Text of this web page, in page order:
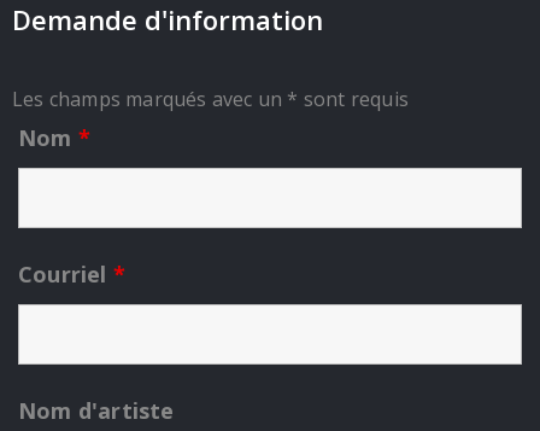
Demande d'information
Les champs marqués avec un * sont requis
Nom *
Courriel *
Nom d'artiste